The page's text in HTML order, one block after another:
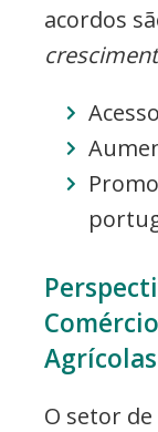
acordos
Agrícolas
O setor de